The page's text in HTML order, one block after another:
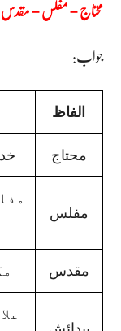
محتاج – مفلس – مقدس
:جواب
الفاظ
محتاج
مفلس
مقدس